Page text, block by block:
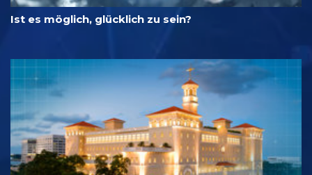
Ist es möglich, glücklich zu sein?